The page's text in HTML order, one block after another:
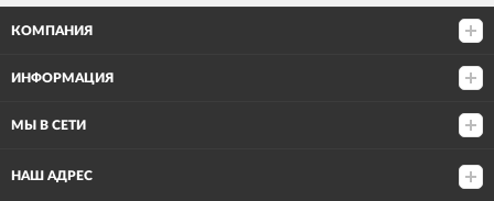
КОМПАНИЯ
ИНФОРМАЦИЯ
МЫ В СЕТИ
НАШ АДРЕС